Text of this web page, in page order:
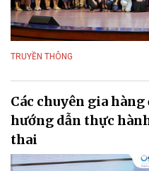
TRUYỀN THÔNG
Các chuyên gia
hướng dẫn thực
thai